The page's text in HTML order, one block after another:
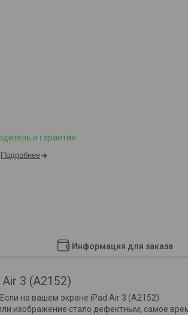
и гарантия
Подробнее
Информация для заказа
3 (A2152)
на вашем экране iPad Air 3 (A2152)
изображение стало дефектным, самое